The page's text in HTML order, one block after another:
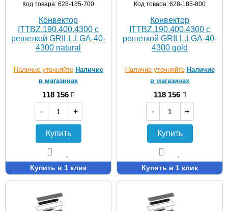
Код товара: 628-185-700
Конвектор
ITTBZ.190.400.4300 с
решеткой GRILL.LGA-40-
4300 natural
Наличие уточняйте Наличие
в магазинах
118 156
-
+
Купить
Купить в 1 клик
Код товара: 628-185-800
Конвектор
ITTBZ.190.400.4300 с
решеткой GRILL.LGA-40-
4300 gold
Наличие уточняйте Наличие
в магазинах
118 156
-
+
Купить
Купить в 1 клик